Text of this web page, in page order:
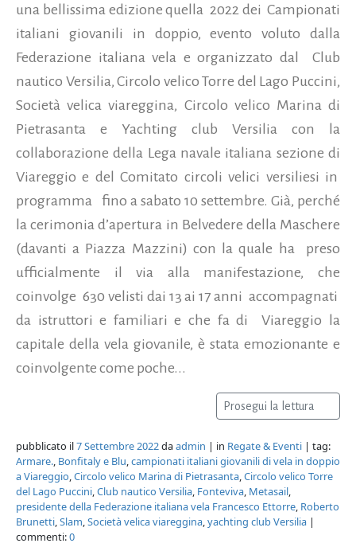
una bellissima edizione quella 2022 dei Campionati
italiani giovanili in doppio, evento voluto dalla
Federazione italiana vela e organizzato dal Club
nautico Versilia, Circolo velico Torre del Lago Puccini,
Società velica viareggina, Circolo velico Marina di
Pietrasanta e Yachting club Versilia con la
collaborazione della Lega navale italiana sezione di
Viareggio e del Comitato circoli velici versiliesi in
programma fino a sabato 10 settembre. Già, perché
la cerimonia d’apertura in Belvedere della Maschere
(davanti a Piazza Mazzini) con la quale ha preso
ufficialmente il via alla manifestazione, che
coinvolge 630 velisti dai 13 ai 17 anni accompagnati
da istruttori e familiari e che fa di Viareggio la
capitale della vela giovanile, è stata emozionante e
coinvolgente come poche...
Prosegui la lettura
pubblicato il7 Settembre 2022daadmin | in Regate & Eventi | tag:
Armare., Bonfitaly e Blu,campionati italiani giovanili di vela in doppio
a Viareggio,Circolo velico Marina di Pietrasanta,Circolo velico Torre
del Lago Puccini,Club nautico Versilia, Fonteviva, Metasail,
presidente della Federazione italiana vela Francesco Ettorre, Roberto
Brunetti,Slam,Società velica viareggina,yachting club Versilia |
commenti:0